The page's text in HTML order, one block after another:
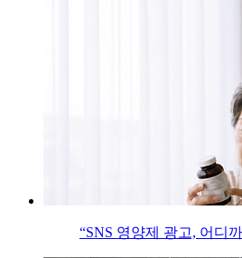
“SNS 영양제 광고, 어디